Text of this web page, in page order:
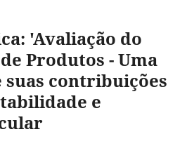
'Avaliação do
Produtos - Uma
contribuições
e